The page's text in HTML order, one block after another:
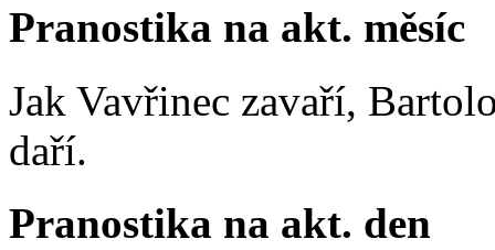
Pranostika na akt. měsíc
Jak Vavřinec zavaří,
daří.
Pranostika na akt. den